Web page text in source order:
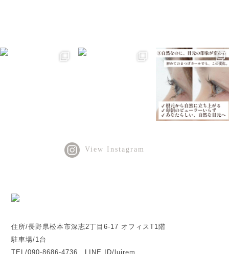
View Instagram
住所/長野県松本市深志2丁目6-17 オフィスT1階
駐車場/1台
TEL/090-8686-4736 LINE ID/luirem